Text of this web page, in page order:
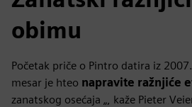
obimu
Početak priče o Pintro datira iz
mesar je hteo napravite ražnjiće
zanatskog osećaja „, kaže Pieter